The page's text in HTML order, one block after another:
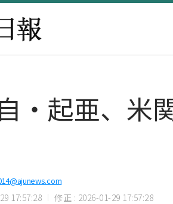
・起亜、米
17:57:28 修正 : 2026-01-29 17:57:28